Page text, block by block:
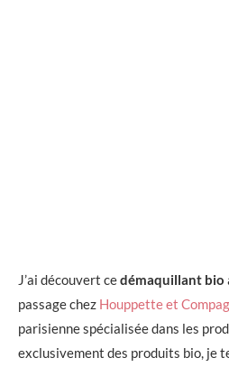
J’ai découvert cedémaquillant bio
passage chez Houppette et
parisienne spécialisée dans les
exclusivement des produits bio, je